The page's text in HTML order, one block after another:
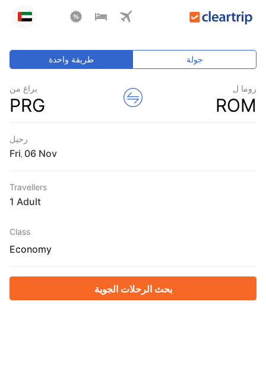
طريقة واحدة جولة
براغ من
PRG
روما ل
ROM
رحيل
Fri
Travellers
1 Adult
Class
Economy